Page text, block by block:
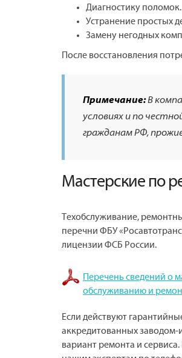
Диагностику поломок.
Устранение простых
Замену негодных
После восстановления
Примечание:В
условиях и по
гражданам РФ,
Мастерские по
Техобслуживание,
перечни ФБУ
лицензии ФСБ России.
Перечень сведений о
обслуживанию и
Если действуют
аккредитованных
вариант ремонта и